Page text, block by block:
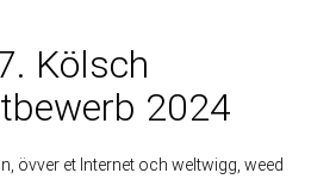
Kölsch
2024
övver et Internet och weltwigg, weed